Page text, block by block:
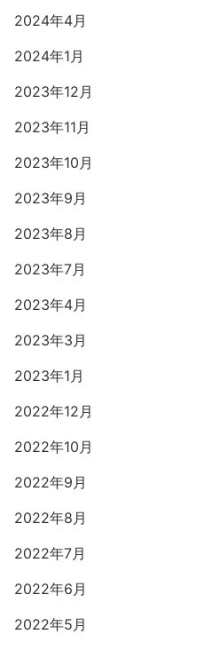
2024年4月
2024年1月
2023年12月
2023年11月
2023年10月
2023年9月
2023年8月
2023年7月
2023年4月
2023年3月
2023年1月
2022年12月
2022年10月
2022年9月
2022年8月
2022年7月
2022年6月
2022年5月